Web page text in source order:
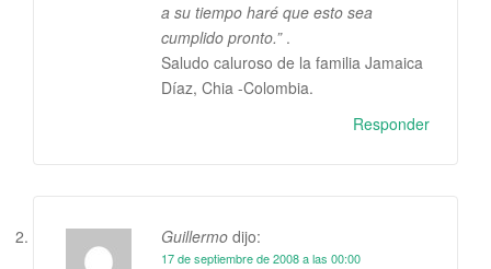
a su tiempo haré que esto sea
cumplido pronto.” .
Saludo caluroso de la familia Jamaica
Díaz, Chia -Colombia.
Responder
Guillermo dijo:
17 de septiembre de 2008 a las 00:00